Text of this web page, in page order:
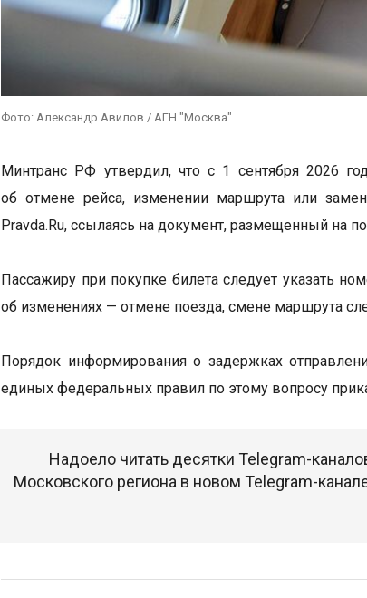
Фото: Александр Авилов / АГН "Москва"
Минтранс РФ утвердил, что с 1 сентября 2026
об отмене рейса, изменении маршрута или
Pravda.Ru, ссылаясь на документ, размещенный на
Пассажиру при покупке билета следует указать
об изменениях — отмене поезда, смене маршрута
Порядок информирования о задержках
единых федеральных правил по этому вопросу
Надоело читать десятки Telegram-
Московского региона в новом Telegram-